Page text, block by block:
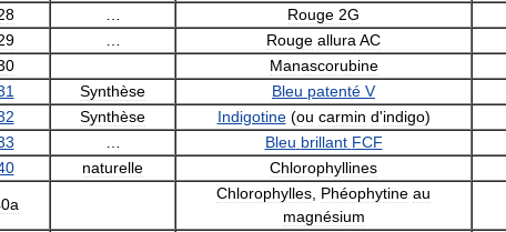
… Rouge 2G
… Rouge alluraAC
Manascorubine
Synthèse Bleu patenté V
Synthèse Indigotine(ou carmin d'indigo)
… Bleu brillant FCF
naturelle Chlorophyllines
Chlorophylles, Phéophytine au
magnésium